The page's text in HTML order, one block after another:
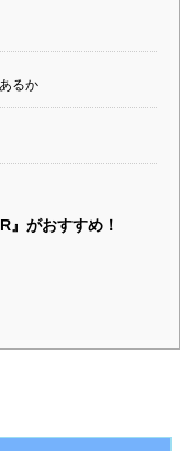
るか
』がおすすめ！